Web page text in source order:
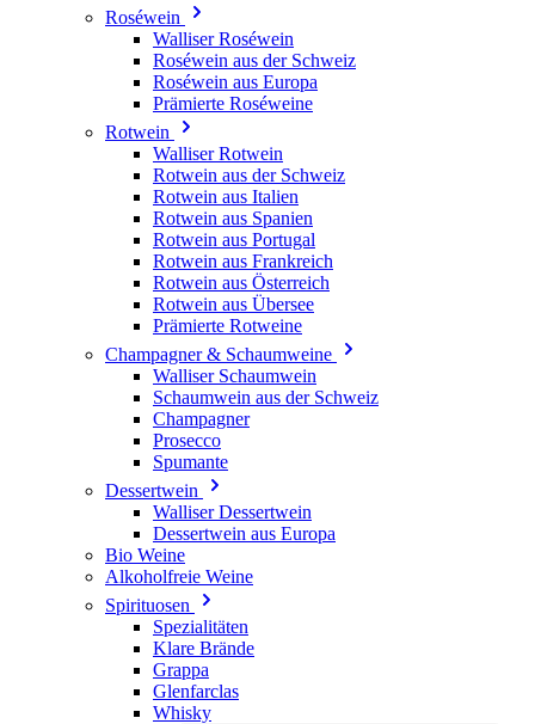
Roséwein
Walliser Roséwein
Roséwein aus der Schweiz
Roséwein aus Europa
Prämierte Roséweine
Rotwein
Walliser Rotwein
Rotwein aus der Schweiz
Rotwein aus Italien
Rotwein aus Spanien
Rotwein aus Portugal
Rotwein aus Frankreich
Rotwein aus Österreich
Rotwein aus Übersee
Prämierte Rotweine
Champagner & Schaumweine
Walliser Schaumwein
Schaumwein aus der Schweiz
Champagner
Prosecco
Spumante
Dessertwein
Walliser Dessertwein
Dessertwein aus Europa
Bio Weine
Alkoholfreie Weine
Spirituosen
Spezialitäten
Klare Brände
Grappa
Glenfarclas
Whisky